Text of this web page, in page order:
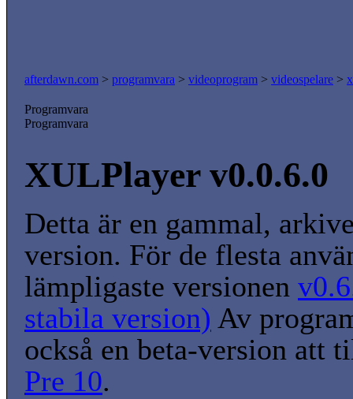
afterdawn.com > programvara > videoprogram > videospelare >
Programvara
Programvara
XULPlayer v0.0.6.0
Detta är en gammal,
version. För de flesta
lämpligaste versionen
stabila version) Av
också en beta-version att
Pre 10.